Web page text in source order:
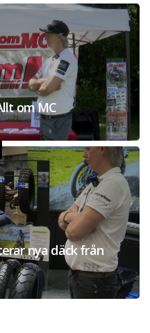
om MC
nya däck från